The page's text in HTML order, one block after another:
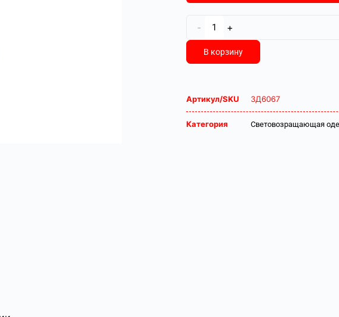
- +
В корзину
Артикул/SKU ЗД6067
Категория Световозращающая